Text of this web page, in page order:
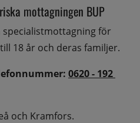
mottagningen BUP
specialistmottagning för
18 år och deras familjer.
0620 - 192
och Kramfors.